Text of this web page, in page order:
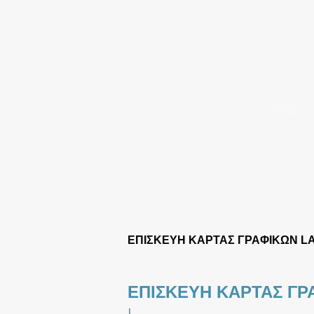
ΕΠΙΣΚΕΥΗ ΚΑΡΤΑΣ ΓΡΑΦΙΚΩΝ
ΕΠΙΣΚΕΥΗ ΚΑΡΤΑΣ